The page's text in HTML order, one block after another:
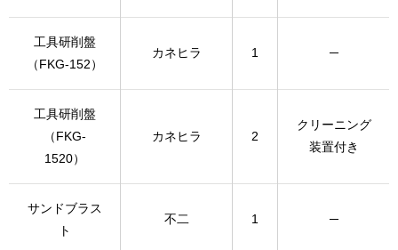
工具研削盤
（FKG-152）
カネヒラ 1 ─
工具研削盤
（FKG-
1520）
カネヒラ 2
クリーニング
装置付き
サンドブラス
ト
不二 1 ─